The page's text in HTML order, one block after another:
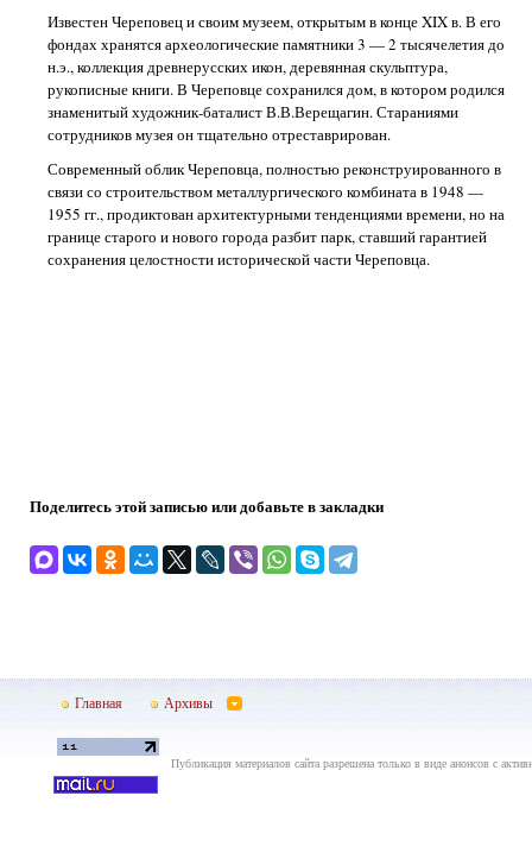
Известен Череповец и своим музеем, открытым в конце XIX в. В его
фондах хранятся археологические памятники 3 — 2 тысячелетия до
н.э., коллекция древнерусских икон, деревянная скульптура,
рукописные книги. В Череповце сохранился дом, в котором родился
знаменитый художник-баталист В.В.Верещагин. Стараниями
сотрудников музея он тщательно отреставрирован.
Современный облик Череповца, полностью реконструированного в
связи со строительством металлургического комбината в 1948 —
1955 гг., продиктован архитектурными тенденциями времени, но на
границе старого и нового города разбит парк, ставший гарантией
сохранения целостности исторической части Череповца.
Поделитесь этой записью или добавьте в закладки
Главная Архивы
Публикация материалов сайта разрешена только в виде анонсов с